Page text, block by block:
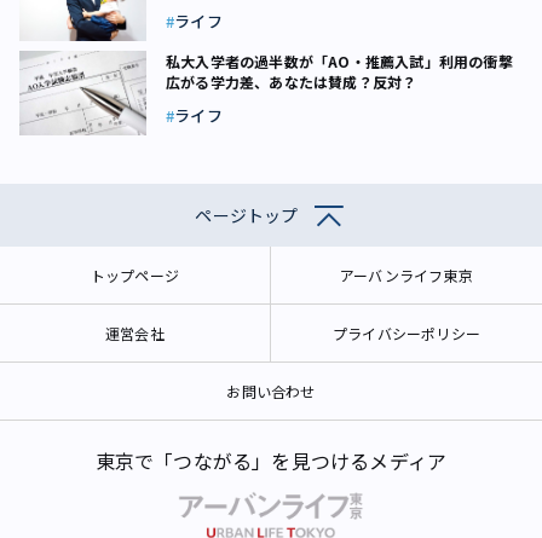
ライフ
私大入学者の過半数が「AO・推薦入試」利用の衝撃
広がる学力差、あなたは賛成？反対？
ライフ
ページトップ
トップページ アーバンライフ東京
運営会社 プライバシーポリシー
お問い合わせ
東京で「つながる」を見つけるメディア